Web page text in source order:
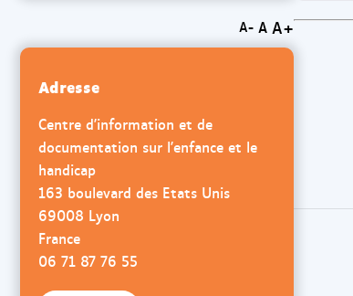
A- A A+
Adresse
Centre d'information et de
documentation sur l'enfance et le
handicap
163 boulevard des Etats Unis
69008 Lyon
France
06 71 87 76 55